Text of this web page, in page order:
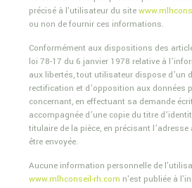
précisé à l'utilisateur du site
ou non de fournir ces informations.
Conformément aux dispositions des
loi 78-17 du 6 janvier 1978 relative à
aux libertés, tout utilisateur dispose d’un
rectification et d’opposition aux données
concernant, en effectuant sa demande
accompagnée d’une copie du titre
titulaire de la pièce, en précisant
être envoyée.
Aucune information personnelle de
www.mlhconseil-rh.com n'est publiée à